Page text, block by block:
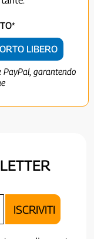
LIBERO
PayPal, garantendo